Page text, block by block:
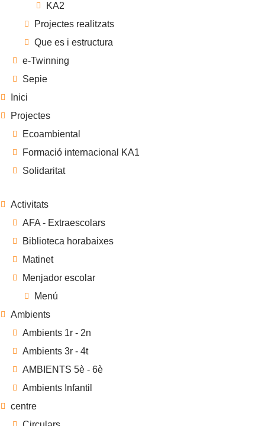
KA2
Projectes realitzats
Que es i estructura
e-Twinning
Sepie
Inici
Projectes
Ecoambiental
Formació internacional KA1
Solidaritat
Activitats
AFA - Extraescolars
Biblioteca horabaixes
Matinet
Menjador escolar
Menú
Ambients
Ambients 1r - 2n
Ambients 3r - 4t
AMBIENTS 5è - 6è
Ambients Infantil
centre